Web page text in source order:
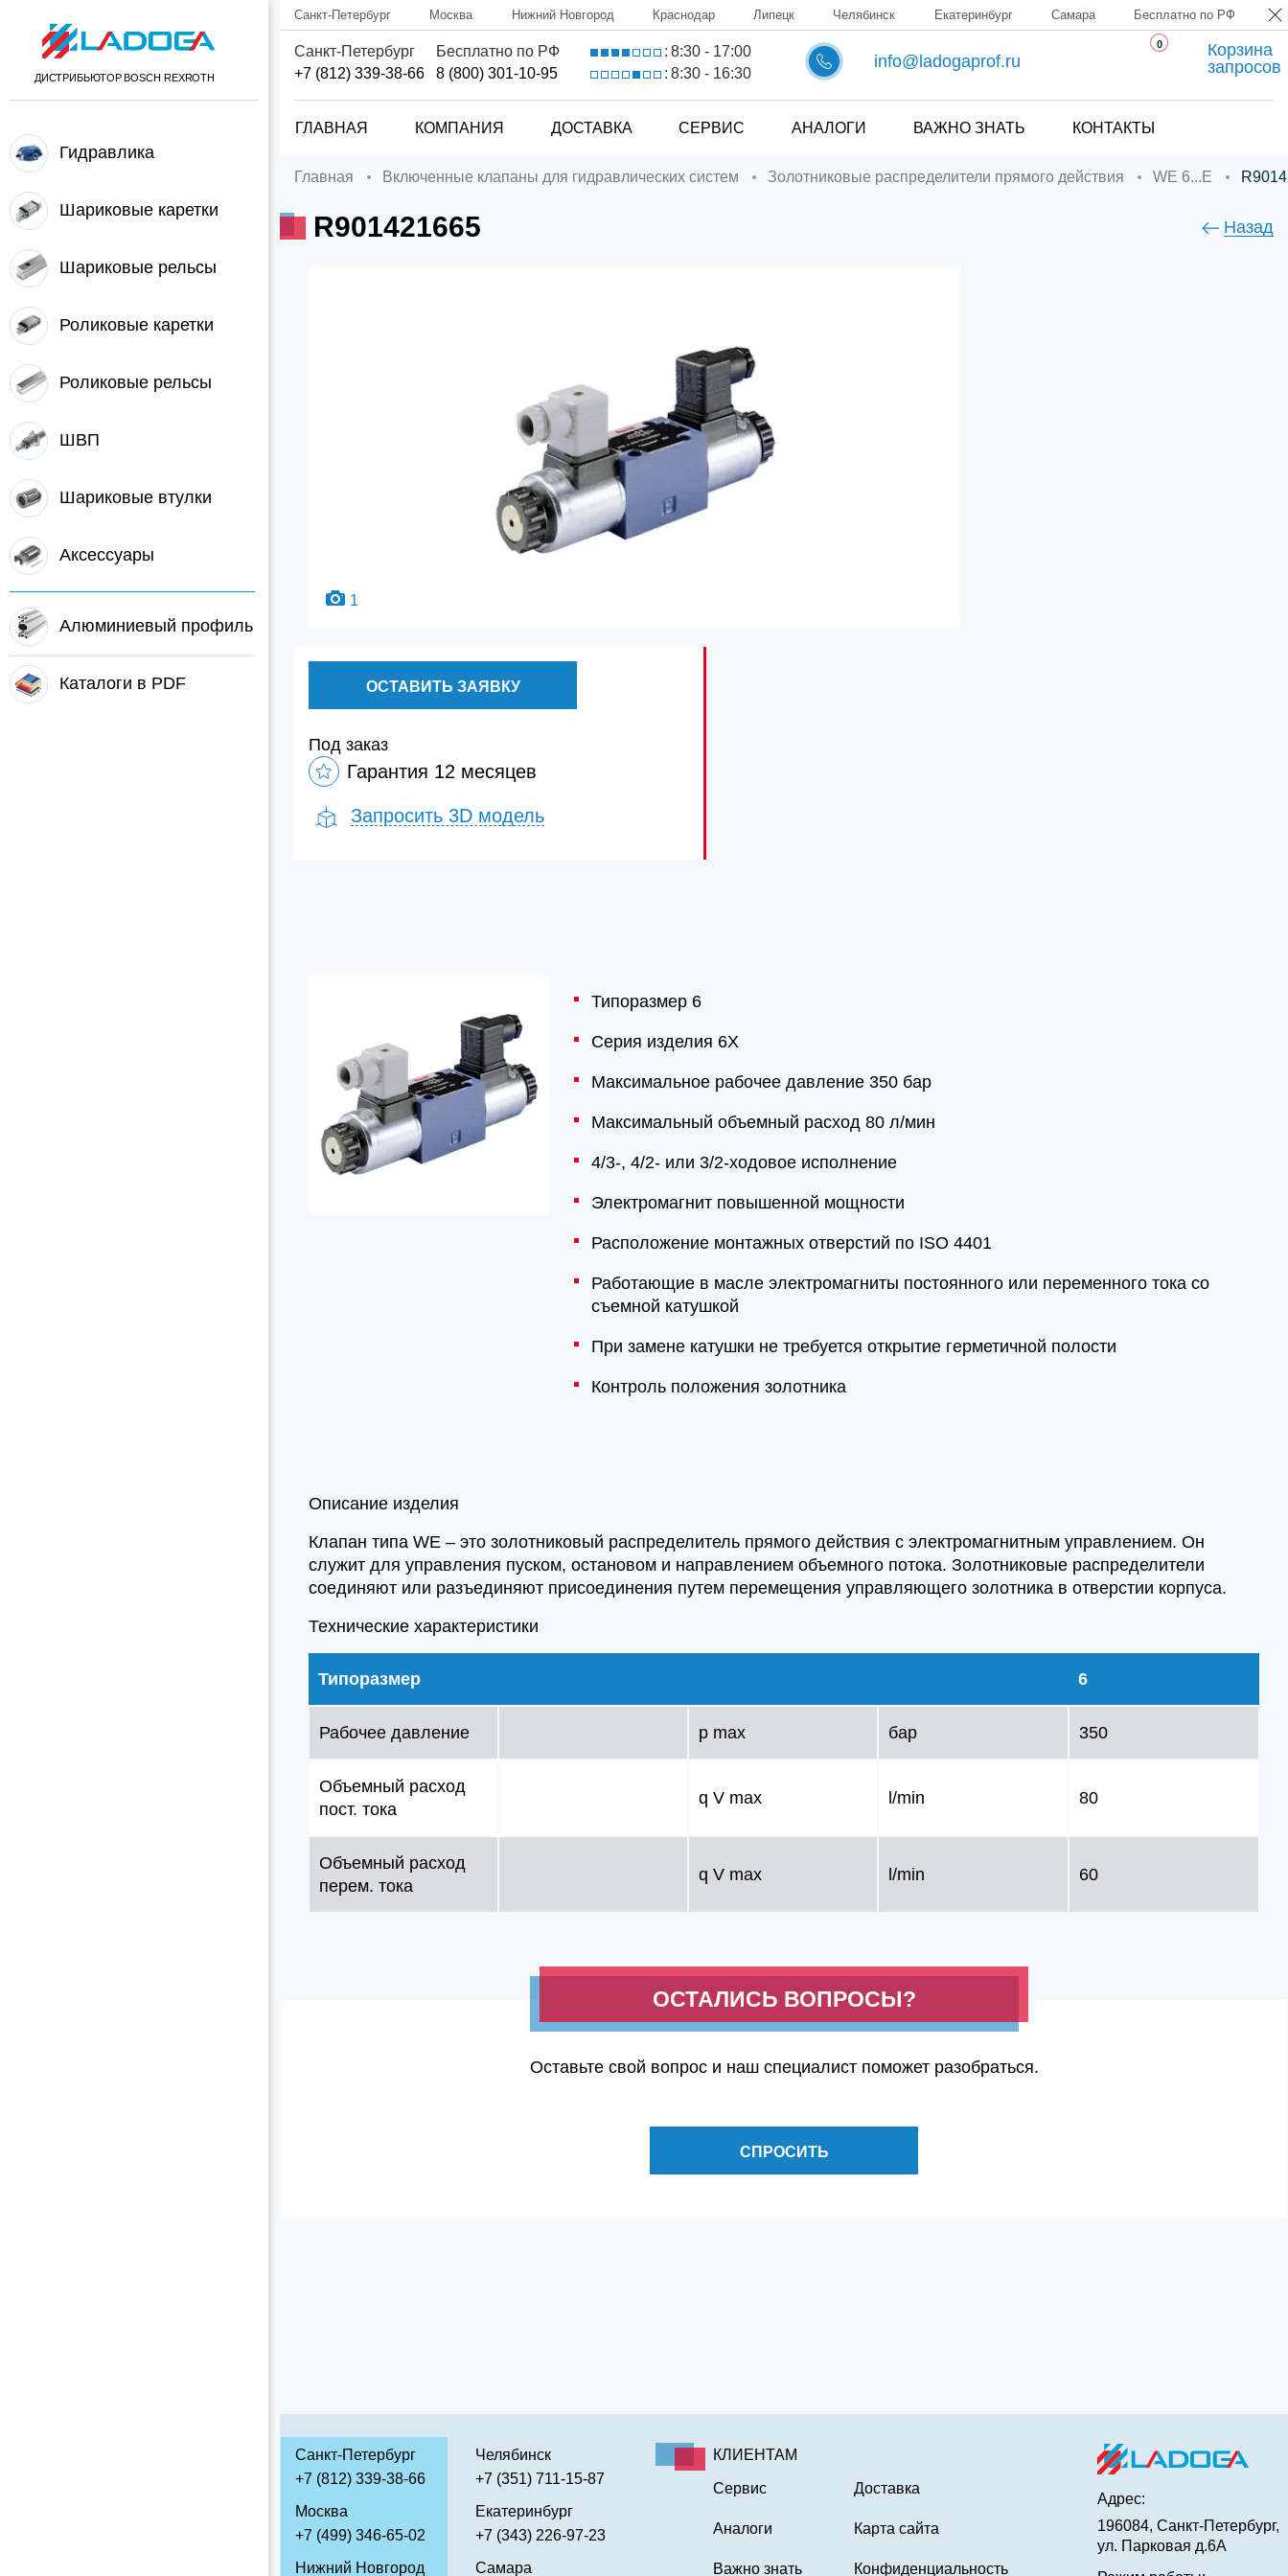
ДИСТРИБЬЮТОР BOSCH REXROTH
Гидравлика
Шариковые каретки
Шариковые рельсы
Роликовые каретки
Роликовые рельсы
ШВП
Шариковые втулки
Аксессуары
Алюминиевый профиль
Каталоги в PDF
Санкт-Петербург Москва Нижний Новгород Краснодар Липецк Челябинск Екатеринбург Самара Бесплатно по РФ
Санкт-Петербург
+7 (812) 339-38-66
Бесплатно по РФ
8 (800) 301-10-95
: 8:30 - 17:00
: 8:30 - 16:30
info@ladogaprof.ru
0
Корзина
запросов
ГЛАВНАЯ КОМПАНИЯ ДОСТАВКА СЕРВИС АНАЛОГИ ВАЖНО ЗНАТЬ КОНТАКТЫ
Главная Включенные клапаны для гидравлических систем Золотниковые распределители прямого действия WE 6...E
R901421665 Назад
1
ОСТАВИТЬ ЗАЯВКУ
Под заказ
Гарантия 12 месяцев
Запросить 3D модель
Типоразмер 6
Серия изделия 6X
Максимальное рабочее давление 350 бар
Максимальный объемный расход 80 л/мин
4/3-, 4/2- или 3/2-ходовое исполнение
Электромагнит повышенной мощности
Расположение монтажных отверстий по ISO 4401
Работающие в масле электромагниты постоянного или переменного тока со
съемной катушкой
При замене катушки не требуется открытие герметичной полости
Контроль положения золотника
Описание изделия
Клапан типа WE – это золотниковый распределитель прямого действия с электромагнитным управлением. Он
служит для управления пуском, остановом и направлением объемного потока. Золотниковые распределители
соединяют или разъединяют присоединения путем перемещения управляющего золотника в отверстии корпуса.
Технические характеристики
Типоразмер 6
Рабочее давление p max бар 350
Объемный расход
пост. тока
q V max l/min 80
Объемный расход
перем. тока
q V max l/min 60
ОСТАЛИСЬ ВОПРОСЫ?
Оставьте свой вопрос и наш специалист поможет разобраться.
СПРОСИТЬ
Санкт-Петербург
+7 (812) 339-38-66
Москва
+7 (499) 346-65-02
Нижний Новгород
Челябинск
+7 (351) 711-15-87
Екатеринбург
+7 (343) 226-97-23
Самара
КЛИЕНТАМ
Сервис
Аналоги
Важно знать
Доставка
Карта сайта
Конфиденциальность
Адрес:
196084, Санкт-Петербург,
ул. Парковая д.6А